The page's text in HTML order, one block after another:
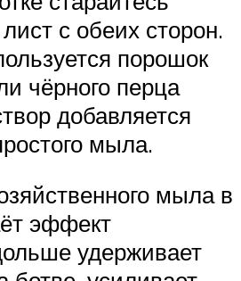
с обеих сторон.
порошок
чёрного перца
добавляется
мыла.
мыла в
эффект
удерживает